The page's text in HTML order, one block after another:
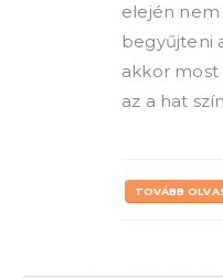
elején
begyűjteni
akkor
az a hat
TOVÁBB